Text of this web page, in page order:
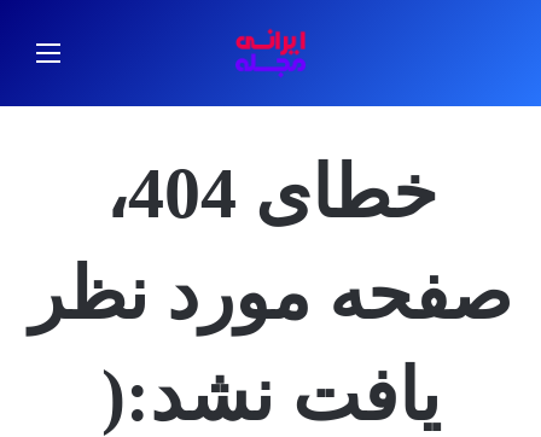
خطای 404،
صفحه مورد نظر
یافت نشد:(